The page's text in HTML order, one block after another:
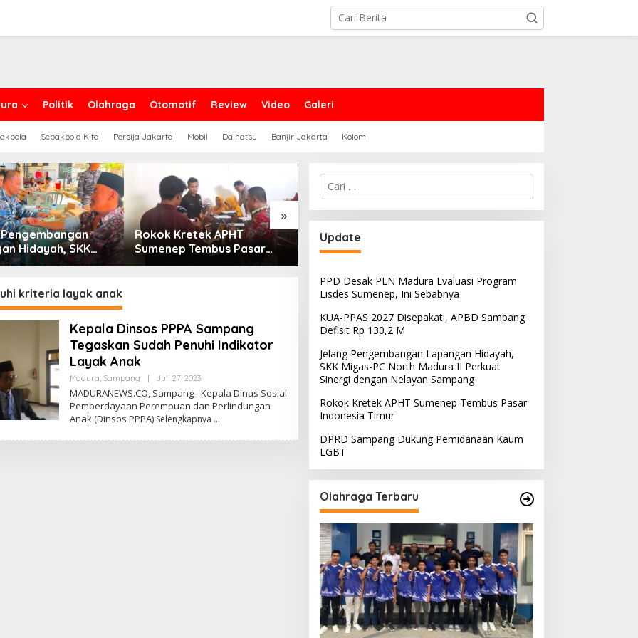
Politik Olahraga Otomotif Review Video Galeri
Sepakbola Kita Persija Jakarta Mobil Daihatsu Banjir Jakarta Kolom
»
Hidayah, SKK
North Madura II
Sampang
Rokok Kretek APHT
Sumenep Tembus Pasar
Indonesia Timur
DPRD Sampang Dukung
Pemidanaan Kaum LGBT
kriteria layak anak
Kepala Dinsos PPPA Sampang
Tegaskan Sudah Penuhi Indikator
Layak Anak
Madura, Sampang Juli 27, 2023Oleh
MADURANEWS.CO, Sampang– Kepala Dinas Sosial
Pemberdayaan Perempuan dan Perlindungan
Anak (Dinsos PPPA) Selengkapnya
Cari
untuk:
Update
PPD Desak PLN Madura Evaluasi Program
Lisdes Sumenep, Ini Sebabnya
KUA-PPAS 2027 Disepakati, APBD Sampang
Defisit Rp 130,2 M
Jelang Pengembangan Lapangan Hidayah,
SKK Migas-PC North Madura II Perkuat
Sinergi dengan Nelayan Sampang
Rokok Kretek APHT Sumenep Tembus Pasar
Indonesia Timur
DPRD Sampang Dukung Pemidanaan Kaum
LGBT
Olahraga Terbaru